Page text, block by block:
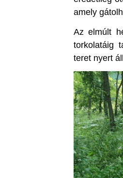
amely
Az elmúlt
torkolatáig
teret nyert